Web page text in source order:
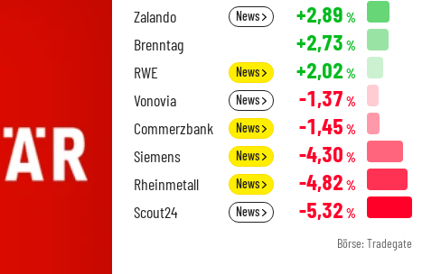
Zalando News +2,89 %
Brenntag +2,73 %
RWE News +2,02 %
Vonovia News -1,37 %
Commerzbank News -1,45 %
Siemens News -4,30 %
Rheinmetall News -4,82 %
Scout24 News -5,32 %
Börse: Tradegate